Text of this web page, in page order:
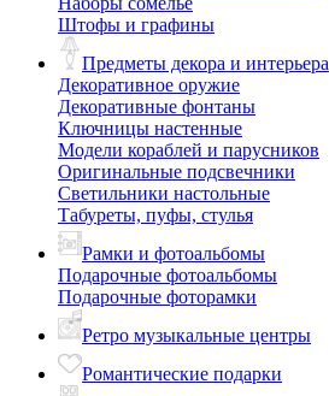
Штофы и графины
Предметы декора и интерьера
Декоративное оружие
Декоративные фонтаны
Ключницы настенные
Модели кораблей и парусников
Оригинальные подсвечники
Светильники настольные
Табуреты, пуфы, стулья
Рамки и фотоальбомы
Подарочные фотоальбомы
Подарочные фоторамки
Ретро музыкальные центры
Романтические подарки